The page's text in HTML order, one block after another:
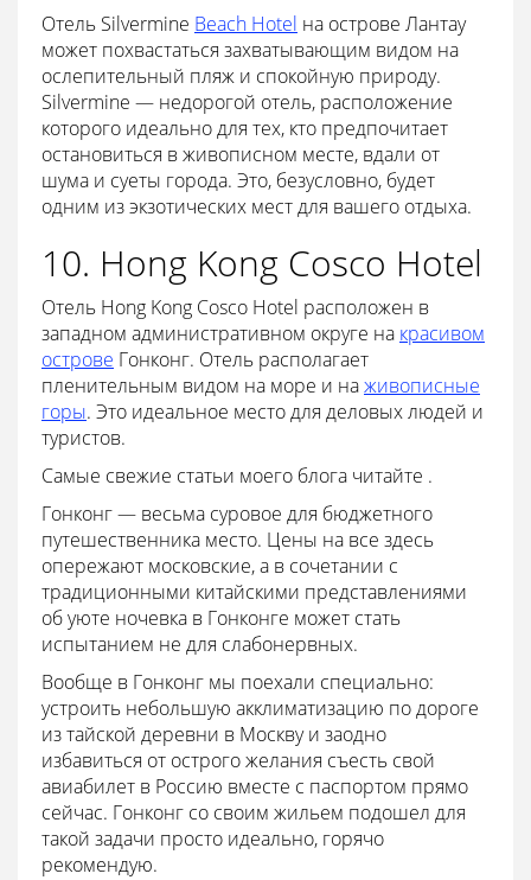
Отель Silvermine Beach Hotel на острове Лантау
может похвастаться захватывающим видом на
ослепительный пляж и спокойную природу.
Silvermine — недорогой отель, расположение
которого идеально для тех, кто предпочитает
остановиться в живописном месте, вдали от
шума и суеты города. Это, безусловно, будет
одним из экзотических мест для вашего отдыха.
10. Hong Kong Cosco Hotel
Отель Hong Kong Cosco Hotel расположен в
западном административном округе на красивом
острове Гонконг. Отель располагает
пленительным видом на море и наживописные
горы. Это идеальное место для деловых людей и
туристов.
Самые свежие статьи моего блога читайте .
Гонконг — весьма суровое для бюджетного
путешественника место. Цены на все здесь
опережают московские, а в сочетании с
традиционными китайскими представлениями
об уюте ночевка в Гонконге может стать
испытанием не для слабонервных.
Вообще в Гонконг мы поехали специально:
устроить небольшую акклиматизацию по дороге
из тайской деревни в Москву и заодно
избавиться от острого желания съесть свой
авиабилет в Россию вместе с паспортом прямо
сейчас. Гонконг со своим жильем подошел для
такой задачи просто идеально, горячо
рекомендую.